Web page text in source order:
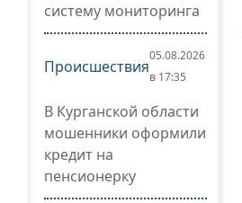
систему мониторинга
Происшествия
05.08.2026
в 17:35
В Курганской области
мошенники оформили
кредит на
пенсионерку